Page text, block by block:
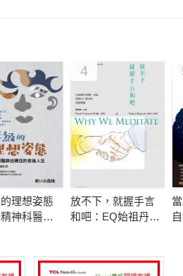
家中的周，腥，遲！」 ──
性與愛不該那麼沉重！」── 許常
宜的生活實戰教學。」 ── 黃宥
欣西亞怎麼辦？」後，
憂，連「陰毛要修嗎？」
才不會痠」都有人來問。
理想姿態
神科醫師
4
放不下，就握手言
和吧：EQ始祖丹尼